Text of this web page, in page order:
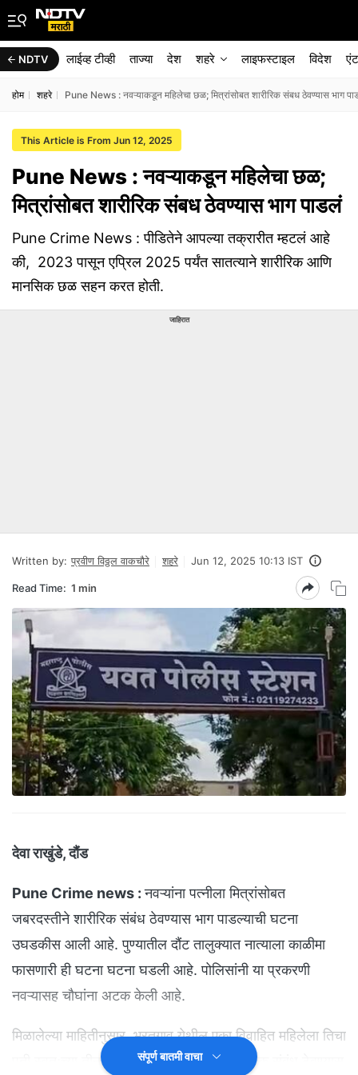
NDTV लाईव्ह टीव्ही ताज्या देश शहरे लाइफस्टाइल विदेश
होम शहरे Pune News : नवऱ्याकडून महिलेचा छळ; मित्रांसोबत शारीरिक संबध ठेवण्यास भाग
This Article is From Jun 12, 2025
Pune News : नवऱ्याकडून महिलेचा छळ;
मित्रांसोबत शारीरिक संबध ठेवण्यास भाग पाडलं
Pune Crime News : पीडितेने आपल्या तक्रारीत म्हटलं आहे
की, 2023 पासून एप्रिल 2025 पर्यंत सातत्याने शारीरिक आणि
मानसिक छळ सहन करत होती.
जाहिरात
Written by: प्रवीण विठ्ठल वाकचौरे शहरे Jun 12, 2025 10:13 IST
Read Time: 1 min
देवा राखुंडे, दौंड
Pune Crime news :नवऱ्यांना पत्नीला मित्रांसोबत
जबरदस्तीने शारीरिक संबंध ठेवण्यास भाग पाडल्याची घटना
उघडकीस आली आहे. पुण्यातील दौंट तालुक्यात नात्याला काळीमा
फासणारी ही घटना घटना घडली आहे. पोलिसांनी या प्रकरणी
नवऱ्यासह चौघांना अटक केली आहे.
मिळालेल्या माहितीनुसार, भरतगाव येथील एका विवाहित महिलेला तिचा
पती स्वतःच्या तीन मित्रांसोबत जबरदस्तीने शारीरिक संबंध ठेवण्यास
संपूर्ण बातमी वाचा